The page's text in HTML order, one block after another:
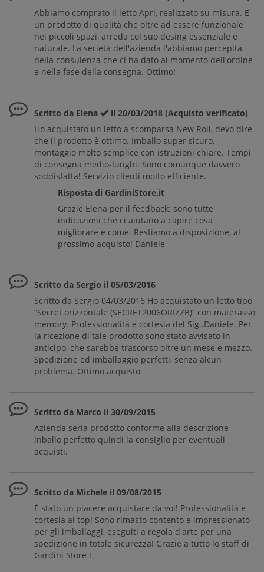
Abbiamo comprato il letto Apri, realizzato su misura. E'
un prodotto di qualità che oltre ad essere funzionale
nei piccoli spazi, arreda col suo desing essenziale e
naturale. La serietà dell'azienda l'abbiamo percepita
nella consulenza che ci ha dato al momento dell'ordine
e nella fase della consegna. Ottimo!
Scritto da Elena
il 20/03/2018 (Acquisto verificato)
Ho acquistato un letto a scomparsa New Roll, devo dire
che il prodotto è ottimo. Imballo super sicuro,
montaggio molto semplice con istruzioni chiare. Tempi
di consegna medio-lunghi. Sono comunque davvero
soddisfatta! Servizio clienti molto efficiente.
Risposta di GardiniStore.it
Grazie Elena per il feedback; sono tutte
indicazioni che ci aiutano a capire cosa
migliorare e come. Restiamo a disposizione, al
prossimo acquisto! Daniele
Scritto da Sergio il 05/03/2016
Scritto da Sergio 04/03/2016 Ho acquistato un letto tipo
“Secret orizzontale (SECRET2006ORIZZB)” con materasso
memory. Professionalità e cortesia del Sig..Daniele. Per
la ricezione di tale prodotto sono stato avvisato in
anticipo, che sarebbe trascorso oltre un mese e mezzo.
Spedizione ed imballaggio perfetti, senza alcun
problema. Ottimo acquisto.
Scritto da Marco il 30/09/2015
Azienda seria prodotto conforme alla descrizione
inballo perfetto quindi la consiglio per eventuali
acquisti.
Scritto da Michele il 09/08/2015
È stato un piacere acquistare da voi! Professionalità e
cortesia al top! Sono rimasto contento e impressionato
per gli imballaggi, eseguiti a regola d'arte per una
spedizione in totale sicurezza! Grazie a tutto lo staff di
Gardini Store !